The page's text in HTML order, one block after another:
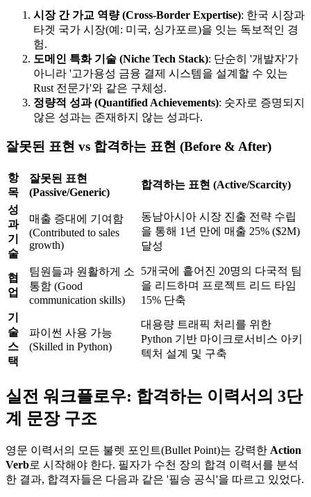
시장 간 가교 역량 (Cross-Border Expertise): 한국 시장과
타겟 국가 시장(예: 미국, 싱가포르)을 잇는 독보적인 경
험.
도메인 특화 기술 (Niche Tech Stack): 단순히 '개발자'가
아니라 '고가용성 금융 결제 시스템을 설계할 수 있는
Rust 전문가'와 같은 구체성.
정량적 성과 (Quantified Achievements): 숫자로 증명되지
않은 성과는 존재하지 않는 성과다.
잘못된 표현 vs 합격하는 표현 (Before & After)
항
목
잘못된 표현
(Passive/Generic)
합격하는 표현 (Active/Scarcity)
성
과
기
술
매출 증대에 기여함
(Contributed to sales
growth)
동남아시아 시장 진출 전략 수립
을 통해 1년 만에 매출 25% ($2M)
달성
협
업
팀원들과 원활하게 소
통함 (Good
communication skills)
5개국에 흩어진 20명의 다국적 팀
을 리드하며 프로젝트 리드 타임
15% 단축
기
술
스
택
파이썬 사용 가능
(Skilled in Python)
대용량 트래픽 처리를 위한
Python 기반 마이크로서비스 아키
텍처 설계 및 구축
실전 워크플로우: 합격하는 이력서의 3단
계 문장 구조
영문 이력서의 모든 불렛 포인트(Bullet Point)는 강력한 ​ Action
Verb로 시작해야 한다. 필자가 수천 장의 합격 이력서를 분석
한 결과, 합격자들은 다음과 같은 '필승 공식'을 따르고 있었다.